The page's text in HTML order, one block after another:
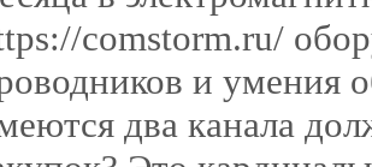
comstorm.ru/
и умения
два канала